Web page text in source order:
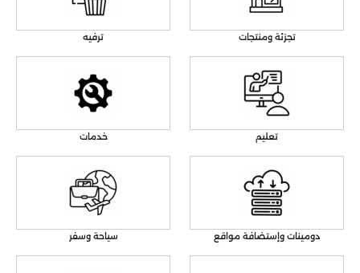
تجزئة ومنتجات ترفيه
تعليم خدمات
دومينات وإستضافة مواقع سياحة وسفر